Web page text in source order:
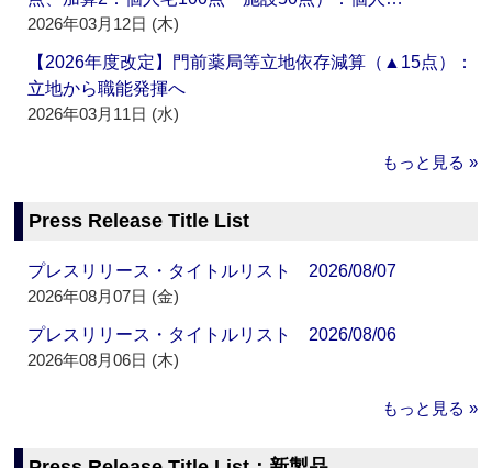
2026年03月12日 (木)
【2026年度改定】門前薬局等立地依存減算（▲15点）：
立地から職能発揮へ
2026年03月11日 (水)
もっと見る »
Press Release Title List
プレスリリース・タイトルリスト 2026/08/07
2026年08月07日 (金)
プレスリリース・タイトルリスト 2026/08/06
2026年08月06日 (木)
もっと見る »